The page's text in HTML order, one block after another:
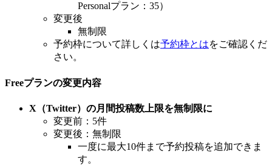
Personalプラン：35）
変更後
無制限
予約枠について詳しくは予約枠とはをご確認くだ
さい。
Freeプランの変更内容
X（Twitter）の月間投稿数上限を無制限に
変更前：5件
変更後：無制限
一度に最大10件まで予約投稿を追加できま
す。